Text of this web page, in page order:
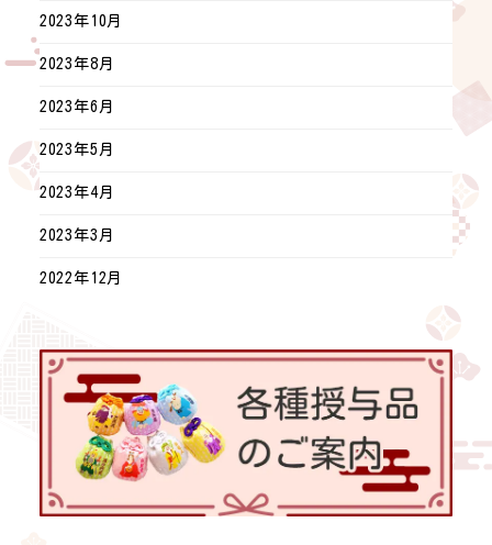
2023年10月
2023年8月
2023年6月
2023年5月
2023年4月
2023年3月
2022年12月